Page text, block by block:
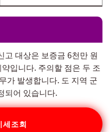
고 대상은 보증금 6천만 원
입니다. 주의할 점은 두 조
가 발생합니다. 도 지역 군
되어 있습니다.
세조회